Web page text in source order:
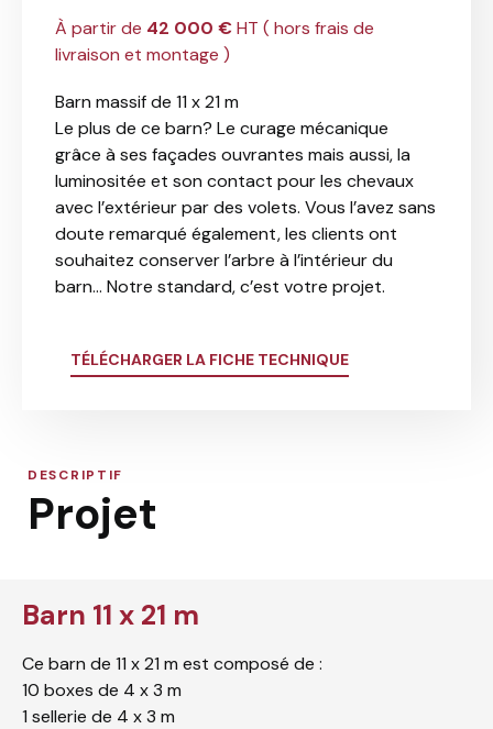
À partir de 42 000 € HT ( hors frais de
livraison et montage )
Barn massif de 11 x 21 m
Le plus de ce barn? Le curage mécanique
grâce à ses façades ouvrantes mais aussi, la
luminositée et son contact pour les chevaux
avec l’extérieur par des volets. Vous l’avez sans
doute remarqué également, les clients ont
souhaitez conserver l’arbre à l’intérieur du
barn… Notre standard, c’est votre projet.
TÉLÉCHARGER LA FICHE TECHNIQUE
DESCRIPTIF
Projet
Barn 11 x 21 m
Ce barn de 11 x 21 m est composé de :
10 boxes de 4 x 3 m
1 sellerie de 4 x 3 m